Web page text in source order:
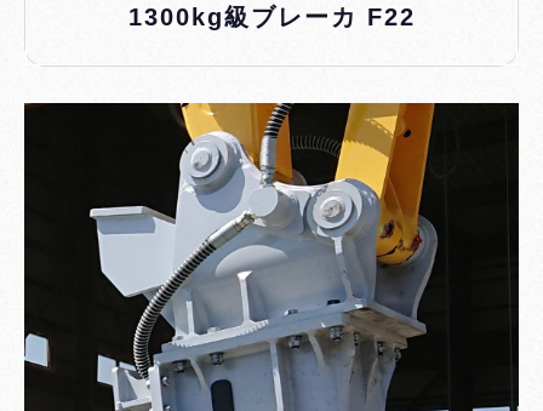
1300kg級ブレーカ F22